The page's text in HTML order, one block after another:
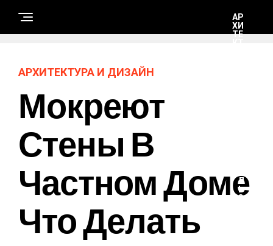
АР
ХИ
ТЕ
Л
Ь
С
АРХИТЕКТУРА И ДИЗАЙН
Мокреют
Стены В
Частном Доме
Что Делать